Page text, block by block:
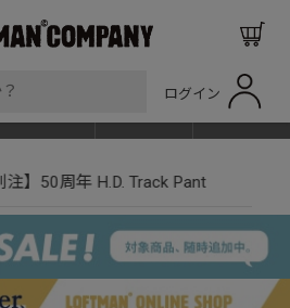
ログイン
注】50周年 H.D. Track Pant